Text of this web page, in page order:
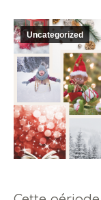
Uncategorized